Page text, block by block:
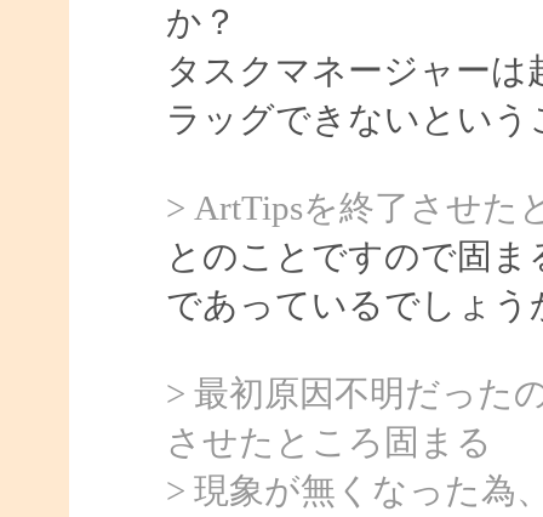
か？
タスクマネージャー
ラッグできないとい
> ArtTipsを終了させた
とのことですので固
であっているでしょう
> 最初原因不明だった
させたところ固まる
> 現象が無くなった為